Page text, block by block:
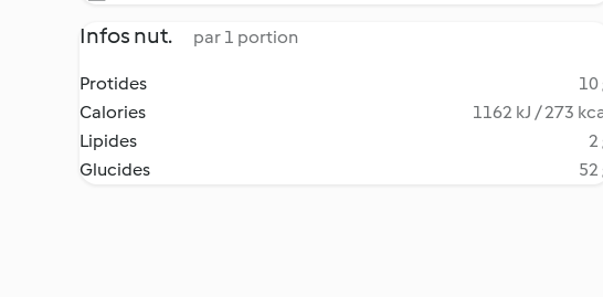
Infos nut. par 1 portion
Protides
10
Calories
1162 kJ / 273
Lipides
2
Glucides
52